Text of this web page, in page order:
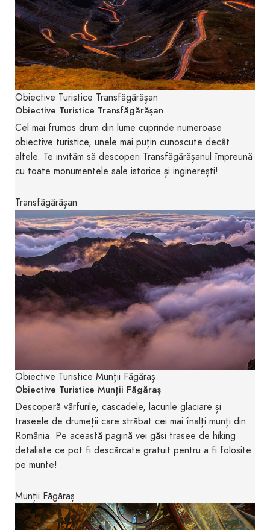
Obiective Turistice Transfăgărășan
Obiective Turistice Transfăgărășan
Cel mai frumos drum din lume cuprinde numeroase
obiective turistice, unele mai puțin cunoscute decât
altele. Te invităm să descoperi Transfăgărășanul împreună
cu toate monumentele sale istorice și inginerești!
Transfăgărășan
Obiective Turistice Munții Făgăraș
Obiective Turistice Munții Făgăraș
Descoperă vârfurile, cascadele, lacurile glaciare și
traseele de drumeții care străbat cei mai înalți munți din
România. Pe această pagină vei găsi trasee de hiking
detaliate ce pot fi descărcate gratuit pentru a fi folosite
pe munte!
Munții Făgăraș